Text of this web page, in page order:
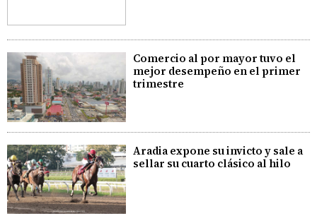
Comercio al por mayor tuvo el
mejor desempeño en el primer
trimestre
Aradia expone su invicto y sale a
sellar su cuarto clásico al hilo